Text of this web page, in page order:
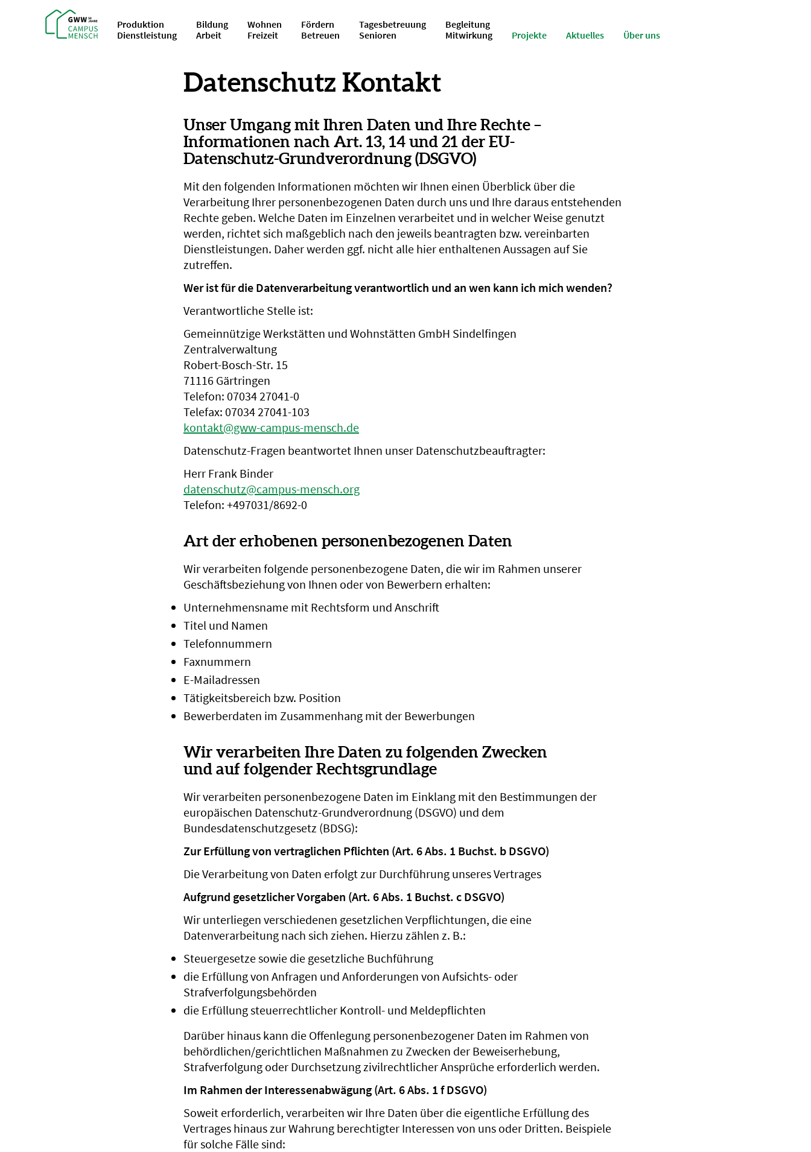
Produktion
Dienstleistung
Bildung
Arbeit
Wohnen
Freizeit
Fördern
Betreuen
Tagesbetreuung
Senioren
Begleitung
Mitwirkung
Projekte Aktuelles Über uns
Datenschutz Kontakt
Unser Umgang mit Ihren Daten und Ihre Rechte –
Informationen nach Art. 13, 14 und 21 der EU-
Datenschutz-Grundverordnung (DSGVO)
Mit den folgenden Informationen möchten wir Ihnen einen Überblick über die
Verarbeitung Ihrer personenbezogenen Daten durch uns und Ihre daraus entstehenden
Rechte geben. Welche Daten im Einzelnen verarbeitet und in welcher Weise genutzt
werden, richtet sich maßgeblich nach den jeweils beantragten bzw. vereinbarten
Dienstleistungen. Daher werden ggf. nicht alle hier enthaltenen Aussagen auf Sie
zutreffen.
Wer ist für die Datenverarbeitung verantwortlich und an wen kann ich mich wenden?
Verantwortliche Stelle ist:
Gemeinnützige Werkstätten und Wohnstätten GmbH Sindelfingen
Zentralverwaltung
Robert-Bosch-Str. 15
71116 Gärtringen
Telefon: 07034 27041-0
Telefax: 07034 27041-103
kontakt@gww-campus-mensch.de
Datenschutz-Fragen beantwortet Ihnen unser Datenschutzbeauftragter:
Herr Frank Binder
datenschutz@campus-mensch.org
Telefon: +497031/8692-0
Art der erhobenen personenbezogenen Daten
Wir verarbeiten folgende personenbezogene Daten, die wir im Rahmen unserer
Geschäftsbeziehung von Ihnen oder von Bewerbern erhalten:
Unternehmensname mit Rechtsform und Anschrift
Titel und Namen
Telefonnummern
Faxnummern
E-Mailadressen
Tätigkeitsbereich bzw. Position
Bewerberdaten im Zusammenhang mit der Bewerbungen
Wir verarbeiten Ihre Daten zu folgenden Zwecken
und auf folgender Rechtsgrundlage
Wir verarbeiten personenbezogene Daten im Einklang mit den Bestimmungen der
europäischen Datenschutz-Grundverordnung (DSGVO) und dem
Bundesdatenschutzgesetz (BDSG):
Zur Erfüllung von vertraglichen Pflichten (Art. 6 Abs. 1 Buchst. b DSGVO)
Die Verarbeitung von Daten erfolgt zur Durchführung unseres Vertrages
Aufgrund gesetzlicher Vorgaben (Art. 6 Abs. 1 Buchst. c DSGVO)
Wir unterliegen verschiedenen gesetzlichen Verpflichtungen, die eine
Datenverarbeitung nach sich ziehen. Hierzu zählen z. B.:
Steuergesetze sowie die gesetzliche Buchführung
die Erfüllung von Anfragen und Anforderungen von Aufsichts- oder
Strafverfolgungsbehörden
die Erfüllung steuerrechtlicher Kontroll- und Meldepflichten
Darüber hinaus kann die Offenlegung personenbezogener Daten im Rahmen von
behördlichen/gerichtlichen Maßnahmen zu Zwecken der Beweiserhebung,
Strafverfolgung oder Durchsetzung zivilrechtlicher Ansprüche erforderlich werden.
Im Rahmen der Interessenabwägung (Art. 6 Abs. 1 f DSGVO)
Soweit erforderlich, verarbeiten wir Ihre Daten über die eigentliche Erfüllung des
Vertrages hinaus zur Wahrung berechtigter Interessen von uns oder Dritten. Beispiele
für solche Fälle sind: